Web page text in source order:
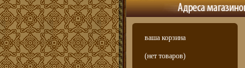
ваша корзина
(нет товаров)